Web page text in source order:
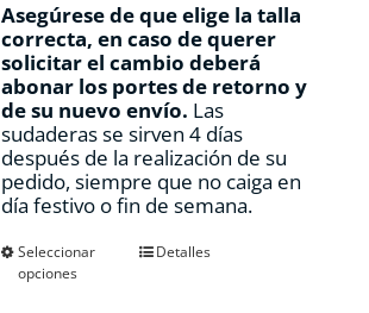
Asegúrese de que elige la talla
correcta, en caso de querer
solicitar el cambio deberá
abonar los portes de retorno y
de su nuevo envío. Las
sudaderas se sirven 4 días
después de la realización de su
pedido, siempre que no caiga en
día festivo o fin de semana.
Seleccionar
opciones
EsteDetalles